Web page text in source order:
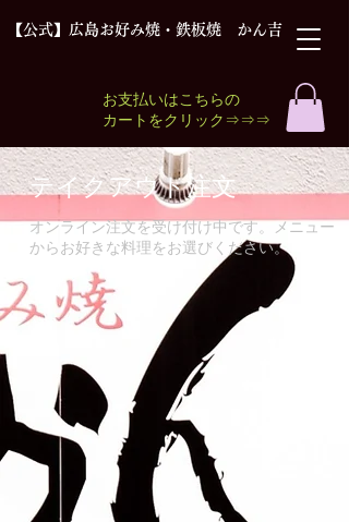
【公式】広島お好み焼・鉄板焼 かん吉
お支払いはこちらの
​カートをクリック⇒⇒⇒
テイクアウト注文
オンライン注文を受け付け中です。メニュー
からお好きな料理をお選びください。